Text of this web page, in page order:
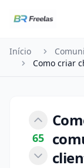
Início
65